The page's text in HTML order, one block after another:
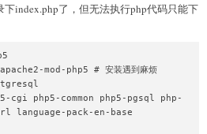
index.php了，但无法执行php代码只能下
mod-php5 # 安装遇到麻烦
php5-common php5-pgsql php-
language-pack-en-base